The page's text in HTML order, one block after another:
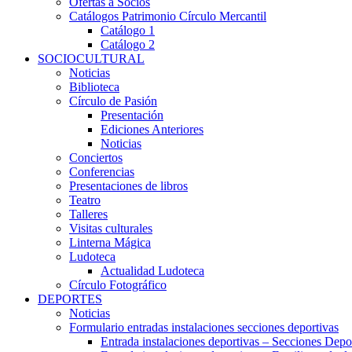
Catálogos Patrimonio Círculo Mercantil
Catálogo 1
Catálogo 2
SOCIOCULTURAL
Noticias
Biblioteca
Círculo de Pasión
Presentación
Ediciones Anteriores
Noticias
Conciertos
Conferencias
Presentaciones de libros
Teatro
Talleres
Visitas culturales
Linterna Mágica
Ludoteca
Actualidad Ludoteca
Círculo Fotográfico
DEPORTES
Noticias
Formulario entradas instalaciones secciones deportivas
Entrada instalaciones deportivas – Secciones